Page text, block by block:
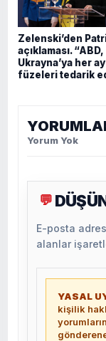
Zelenski’den
açıklaması. “ABD,
Ukrayna’ya her
füzeleri tedarik
Yorum Yok
💬
E-posta
alanlar
YASAL
kişilik